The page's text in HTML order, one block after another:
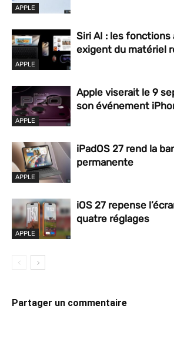
APPLE
APPLE
Siri AI : les fonctions
exigent du matériel
APPLE
Apple viserait le 9
son événement
APPLE
iPadOS 27 rend la
permanente
APPLE
iOS 27 repense
quatre réglages
Partager un commentaire